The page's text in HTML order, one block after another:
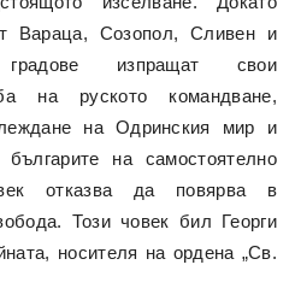
Вараца, Созопол, Сливен и
изпращат свои
на руското командване,
на Одринския мир и
на самостоятелно
отказва да повярва в
Този човек бил Георги
носителя на ордена „Св.